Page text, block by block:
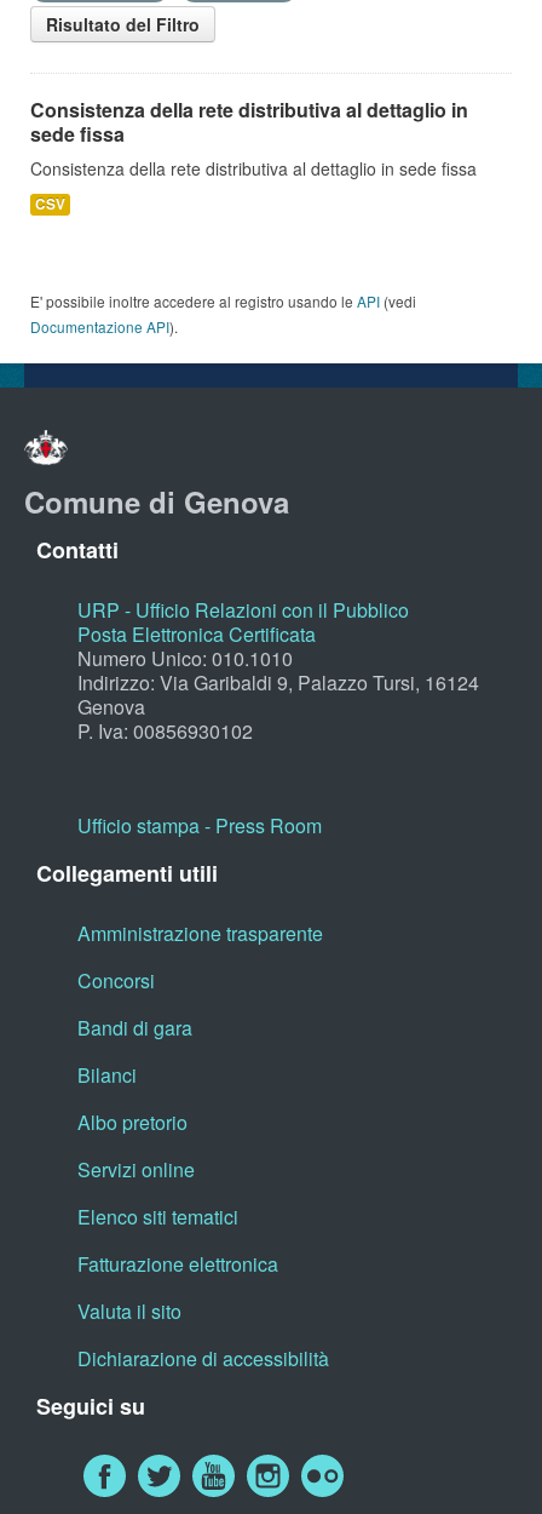
Risultato del Filtro
Consistenza della rete distributiva al dettaglio in
sede fissa
Consistenza della rete distributiva al dettaglio in sede fissa
CSV
E' possibile inoltre accedere al registro usando le API (vedi
Documentazione API).
Comune di Genova
Contatti
URP - Ufficio Relazioni con il Pubblico
Posta Elettronica Certificata
Numero Unico: 010.1010
Indirizzo: Via Garibaldi 9, Palazzo Tursi, 16124
Genova
P. Iva: 00856930102
Ufficio stampa - Press Room
Collegamenti utili
Amministrazione trasparente
Concorsi
Bandi di gara
Bilanci
Albo pretorio
Servizi online
Elenco siti tematici
Fatturazione elettronica
Valuta il sito
Dichiarazione di accessibilità
Seguici su